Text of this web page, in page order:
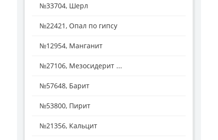
№33704, Шерл
№22421, Опал по гипсу
№12954, Манганит
№27106, Мезосидерит ...
№57648, Барит
№53800, Пирит
№21356, Кальцит